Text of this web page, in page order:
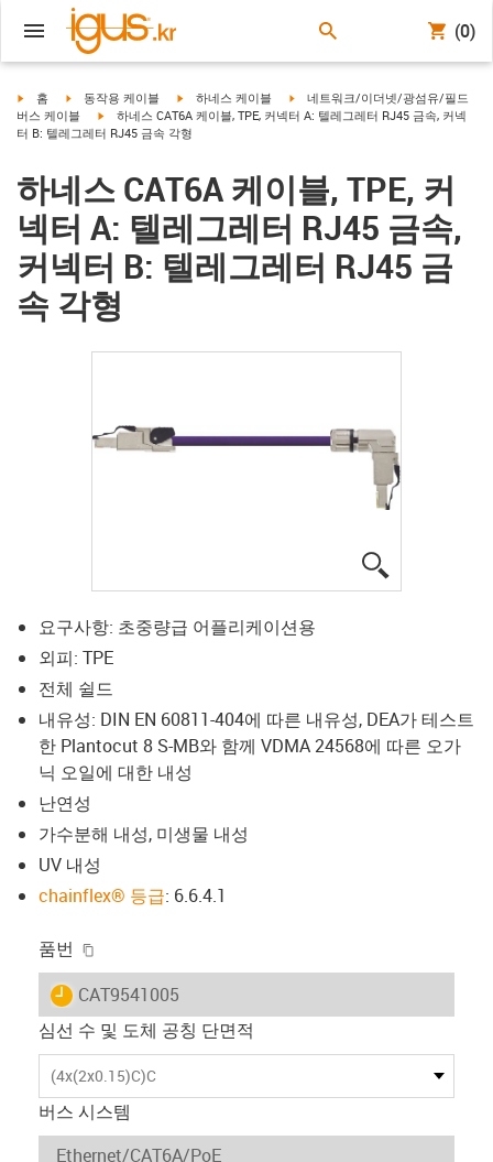
(0)
igus-icon-arrow-right
홈 igus-icon-arrow-right
동작용 케이블 igus-icon-arrow-right
하네스 케이블 igus-icon-arrow-right
네트워크/이더넷/광섬유/필드
버스 케이블
igus-icon-arrow-right
하네스 CAT6A 케이블, TPE, 커넥터 A: 텔레그레터 RJ45 금속, 커넥
터 B: 텔레그레터 RJ45 금속 각형
하네스 CAT6A 케이블, TPE, 커
넥터 A: 텔레그레터 RJ45 금속,
커넥터 B: 텔레그레터 RJ45 금
속 각형
요구사항: 초중량급 어플리케이션용
외피: TPE
전체 쉴드
내유성: DIN EN 60811-404에 따른 내유성, DEA가 테스트
한 Plantocut 8 S-MB와 함께 VDMA 24568에 따른 오가
닉 오일에 대한 내성
난연성
가수분해 내성, 미생물 내성
UV 내성
chainflex® 등급: 6.6.4.1
품번
igus-icon-lieferzeit
CAT9541005
심선 수 및 도체 공칭 단면적
(4x(2x0.15)C)C
버스 시스템